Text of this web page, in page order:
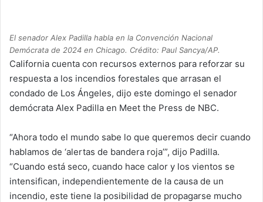
El senador Alex Padilla habla en la Convención Nacional
Demócrata de 2024 en Chicago. Crédito: Paul Sancya/AP.
California cuenta con recursos externos para reforzar su
respuesta a los incendios forestales que arrasan el
condado de Los Ángeles, dijo este domingo el senador
demócrata Alex Padilla en Meet the Press de NBC.
“Ahora todo el mundo sabe lo que queremos decir cuando
hablamos de ‘alertas de bandera roja’”, dijo Padilla.
“Cuando está seco, cuando hace calor y los vientos se
intensifican, independientemente de la causa de un
incendio, este tiene la posibilidad de propagarse mucho